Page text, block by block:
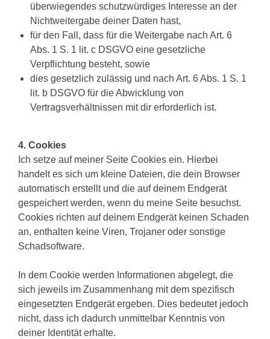
überwiegendes schutzwürdiges Interesse an der
Nichtweitergabe deiner Daten hast,
für den Fall, dass für die Weitergabe nach Art. 6
Abs. 1 S. 1 lit. c DSGVO eine gesetzliche
Verpflichtung besteht, sowie
dies gesetzlich zulässig und nach Art. 6 Abs. 1 S. 1
lit. b DSGVO für die Abwicklung von
Vertragsverhältnissen mit dir erforderlich ist.
4. Cookies
Ich setze auf meiner Seite Cookies ein. Hierbei
handelt es sich um kleine Dateien, die dein Browser
automatisch erstellt und die auf deinem Endgerät
gespeichert werden, wenn du meine Seite besuchst.
Cookies richten auf deinem Endgerät keinen Schaden
an, enthalten keine Viren, Trojaner oder sonstige
Schadsoftware.
In dem Cookie werden Informationen abgelegt, die
sich jeweils im Zusammenhang mit dem spezifisch
eingesetzten Endgerät ergeben. Dies bedeutet jedoch
nicht, dass ich dadurch unmittelbar Kenntnis von
deiner Identität erhalte.